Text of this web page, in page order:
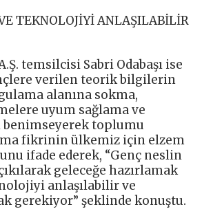
TEKNOLOJİYİ ANLAŞILABİLİR
temsilcisi Sabri Odabaşı ise
verilen teorik bilgilerin
alanına sokma,
uyum sağlama ve
toplumu
fikrinin ülkemiz için elzem
ifade ederek, “Genç neslin
geleceğe hazırlamak
anlaşılabilir ve
gerekiyor” şeklinde konuştu.